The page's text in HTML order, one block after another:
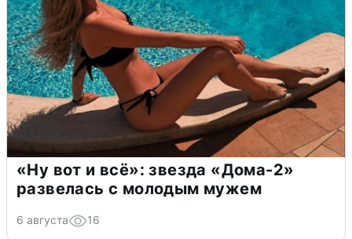
«Ну вот и всё»: звезда «Дома-2»
развелась с молодым мужем
6 августа 16